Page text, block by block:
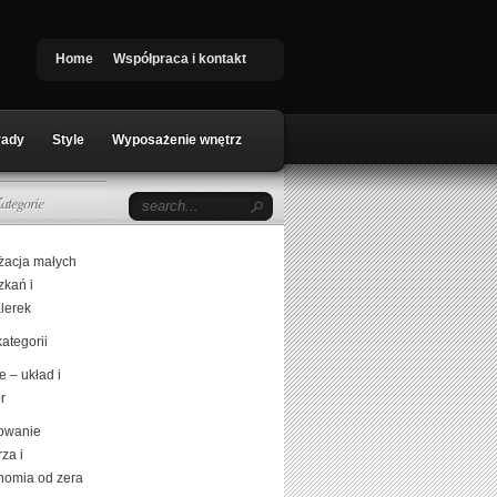
Home Współpraca i kontakt
Style Wyposażenie wnętrz
małych
i
– układ i
i
od zera